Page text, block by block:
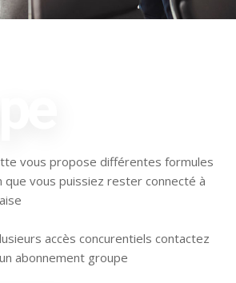
vous propose différentes formules
que vous puissiez rester connecté à
accès concurentiels contactez
abonnement groupe